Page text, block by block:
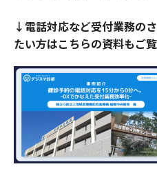
↓電話対応など受付業務の
たい方はこちらの資料もご覧